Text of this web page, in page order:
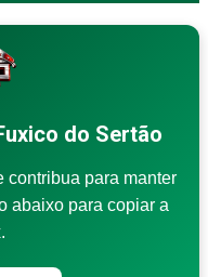
do Sertão
contribua para manter
abaixo para copiar a